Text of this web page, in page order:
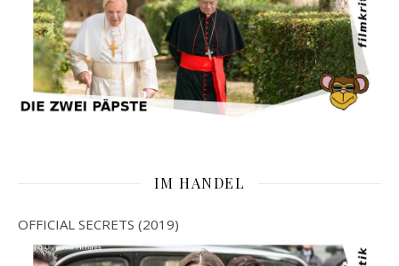
IM HANDEL
OFFICIAL SECRETS (2019)